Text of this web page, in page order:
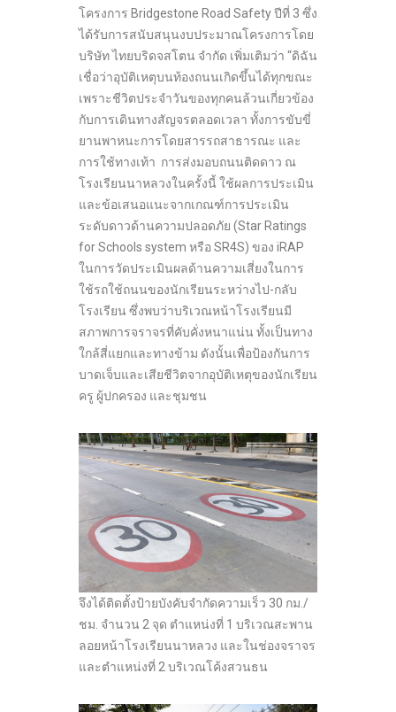
โครงการ Bridgestone Road Safety ปีที่ 3 ซึ่ง
ได้รับการสนับสนุนงบประมาณโครงการโดย
บริษัท ไทยบริดจสโตน จำกัด เพิ่มเติมว่า “ดิฉัน
เชื่อว่าอุบัติเหตุบนท้องถนนเกิดขึ้นได้ทุกขณะ
เพราะชีวิตประจำวันของทุกคนล้วนเกี่ยวข้อง
กับการเดินทางสัญจรตลอดเวลา ทั้งการขับขี่
ยานพาหนะการโดยสารรถสาธารณะ และ
การใช้ทางเท้า การส่งมอบถนนติดดาว ณ
โรงเรียนนาหลวงในครั้งนี้ ใช้ผลการประเมิน
และข้อเสนอแนะจากเกณฑ์การประเมิน
ระดับดาวด้านความปลอดภัย (Star Ratings
for Schools system หรือ SR4S) ของ iRAP
ในการวัดประเมินผลด้านความเสี่ยงในการ
ใช้รถใช้ถนนของนักเรียนระหว่างไป-กลับ
โรงเรียน ซึ่งพบว่าบริเวณหน้าโรงเรียนมี
สภาพการจราจรที่คับคั่งหนาแน่น ทั้งเป็นทาง
ใกล้สี่แยกและทางข้าม ดังนั้นเพื่อป้องกันการ
บาดเจ็บและเสียชีวิตจากอุบัติเหตุของนักเรียน
ครู ผู้ปกครอง และชุมชน
จึงได้ติดตั้งป้ายบังคับจำกัดความเร็ว 30 กม./
ชม. จำนวน 2 จุด ตำแหน่งที่ 1 บริเวณสะพาน
ลอยหน้าโรงเรียนนาหลวง และในช่องจราจร
และตำแหน่งที่ 2 บริเวณโค้งสวนธน